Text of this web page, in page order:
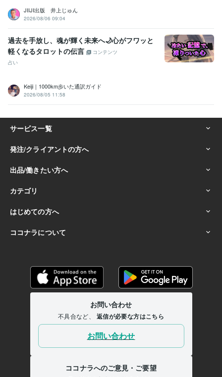
JIIJI出版 井上じゅん
2026/08/06 09:04
過去を手放し、魂が輝く未来へ🌙心がフワッと
軽くなるタロットの伝言
コンテンツ
占い
Keiji｜1000km歩いた通訳ガイド
2026/08/05 11:58